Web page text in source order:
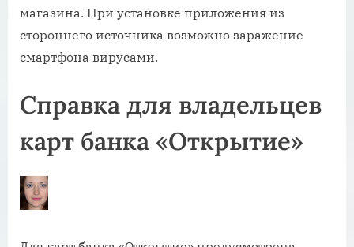
магазина. При установке приложения из
стороннего источника возможно заражение
смартфона вирусами.
Справка для владельцев
карт банка «Открытие»